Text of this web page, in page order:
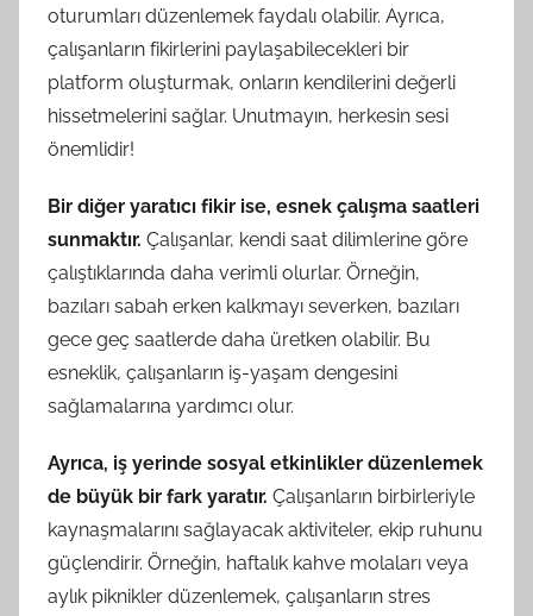
oturumları düzenlemek faydalı olabilir. Ayrıca,
çalışanların fikirlerini paylaşabilecekleri bir
platform oluşturmak, onların kendilerini değerli
hissetmelerini sağlar. Unutmayın, herkesin sesi
önemlidir!
Bir diğer yaratıcı fikir ise, esnek çalışma saatleri
sunmaktır. Çalışanlar, kendi saat dilimlerine göre
çalıştıklarında daha verimli olurlar. Örneğin,
bazıları sabah erken kalkmayı severken, bazıları
gece geç saatlerde daha üretken olabilir. Bu
esneklik, çalışanların iş-yaşam dengesini
sağlamalarına yardımcı olur.
Ayrıca, iş yerinde sosyal etkinlikler düzenlemek
de büyük bir fark yaratır. Çalışanların birbirleriyle
kaynaşmalarını sağlayacak aktiviteler, ekip ruhunu
güçlendirir. Örneğin, haftalık kahve molaları veya
aylık piknikler düzenlemek, çalışanların stres